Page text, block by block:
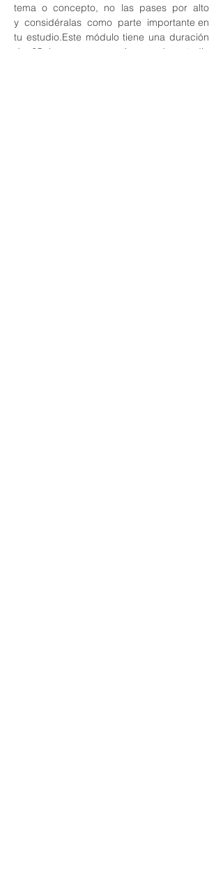
tema  o  concepto,  no  las  pases  por  alto
y  considéralas  como  parte  importante en
tu estudio.Este módulo tiene una duración
de 65 horas, con un tiempo de estudio